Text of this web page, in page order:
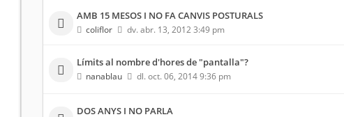
AMB 15 MESOS I NO FA CANVIS POSTURALS
coliflor dv. abr. 13, 2012 3:49 pm
Límits al nombre d'hores de "pantalla"?
nanablau dl. oct. 06, 2014 9:36 pm
DOS ANYS I NO PARLA